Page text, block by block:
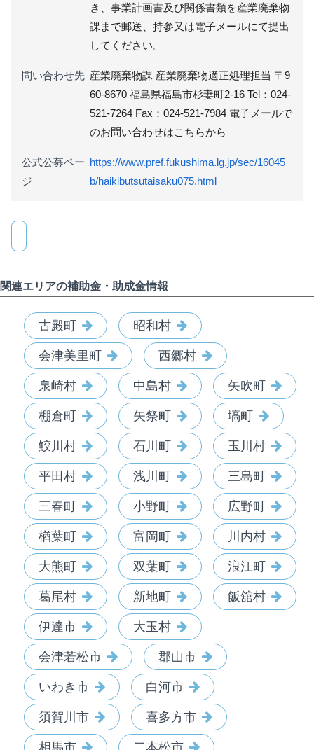
き、事業計画書及び関係書類を産業廃棄物
課まで郵送、持参又は電子メールにて提出
してください。
問い合わせ先 産業廃棄物課 産業廃棄物適正処理担当 〒9
60-8670 福島県福島市杉妻町2-16 Tel：024-
521-7264 Fax：024-521-7984 電子メールで
のお問い合わせはこちらから
公式公募ペー
ジ
https://www.pref.fukushima.lg.jp/sec/16045
b/haikibutsutaisaku075.html
関連エリアの補助金・助成金情報
古殿町 昭和村
会津美里町 西郷村
泉崎村 中島村 矢吹町
棚倉町 矢祭町 塙町
鮫川村 石川町 玉川村
平田村 浅川町 三島町
三春町 小野町 広野町
楢葉町 富岡町 川内村
大熊町 双葉町 浪江町
葛尾村 新地町 飯舘村
伊達市 大玉村
会津若松市 郡山市
いわき市 白河市
須賀川市 喜多方市
相馬市 二本松市